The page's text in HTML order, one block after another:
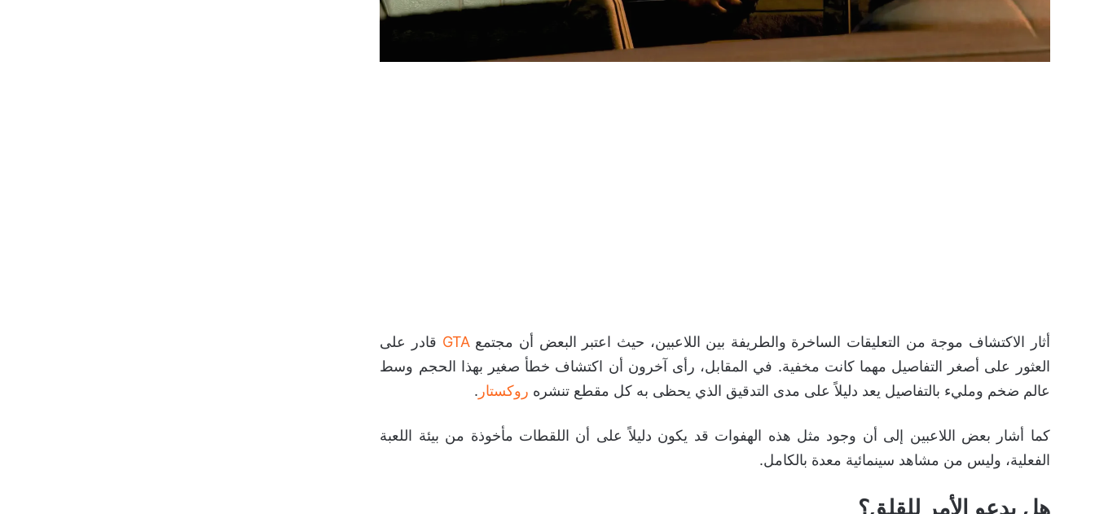
أثار الاكتشاف موجة من التعليقات الساخرة والطريفة بين اللاعبين، حيث اعتبر البعض أن مجتمعGTA قادر على
العثور على أصغر التفاصيل مهما كانت مخفية. في المقابل، رأى آخرون أن اكتشاف خطأ صغير بهذا الحجم وسط
عالم ضخم ومليء بالتفاصيل يعد دليلاً على مدى التدقيق الذي يحظى به كل مقطع تنشره روكستار .
كما أشار بعض اللاعبين إلى أن وجود مثل هذه الهفوات قد يكون دليلاً على أن اللقطات مأخوذة من بيئة اللعبة
الفعلية، وليس من مشاهد سينمائية معدة بالكامل.
هل يدعو الأمر للقلق؟